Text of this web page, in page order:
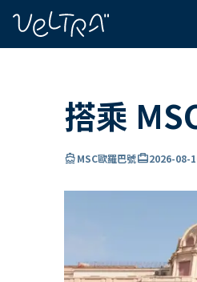
搭乘
directions_boatMSC歐羅巴號card_travel2026-08-